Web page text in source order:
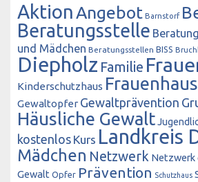
AktionAngebot Barnstorf
Beratungsstelle
und Mädchen Beratungsstellen BISS
Diepholz Familie
Kinderschutzhaus Frauenhaus
Gewaltopfer Gewaltprävention
Häusliche Gewalt
kostenlos Kurs Landkreis
Mädchen Netzwerk Netzwerk
Gewalt Opfer Prävention Schutzhaus